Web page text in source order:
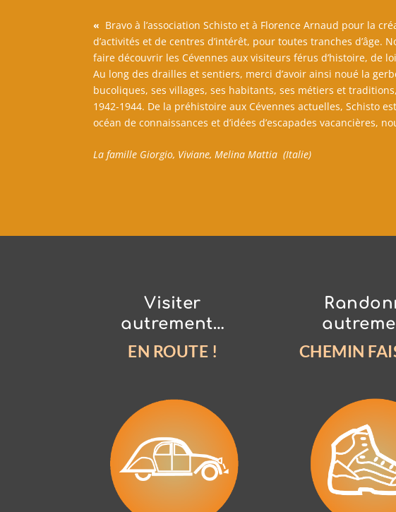
« Bravo à l’association Schisto et à Florence Arnaud pour la
d’activités et de centres d’intérêt, pour toutes tranches d’âge.
faire découvrir les Cévennes aux visiteurs férus d’histoire, de
Au long des drailles et sentiers, merci d’avoir ainsi noué la
bucoliques, ses villages, ses habitants, ses métiers et
1942-1944. De la préhistoire aux Cévennes actuelles, Schisto
océan de connaissances et d’idées d’escapades vacancières,
La famille Giorgio, Viviane, Melina Mattia (Italie)
Visiter
autrement…
EN ROUTE ! CHEMIN